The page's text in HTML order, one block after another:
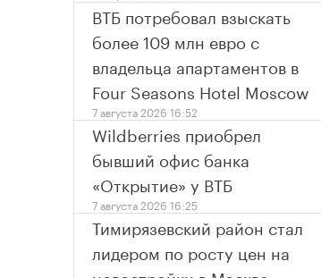
ВТБ потребовал взыскать
более 109 млн евро с
владельца апартаментов в
Four Seasons Hotel Moscow
7 августа 2026 16:52
Wildberries приобрел
бывший офис банка
«Открытие» у ВТБ
7 августа 2026 16:25
Тимирязевский район стал
лидером по росту цен на